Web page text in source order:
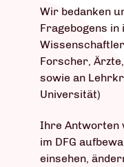
Wir bedanken
Fragebogens
Forscher,
sowie an
Universität)
Ihre Antworten
im DFG
einsehen,